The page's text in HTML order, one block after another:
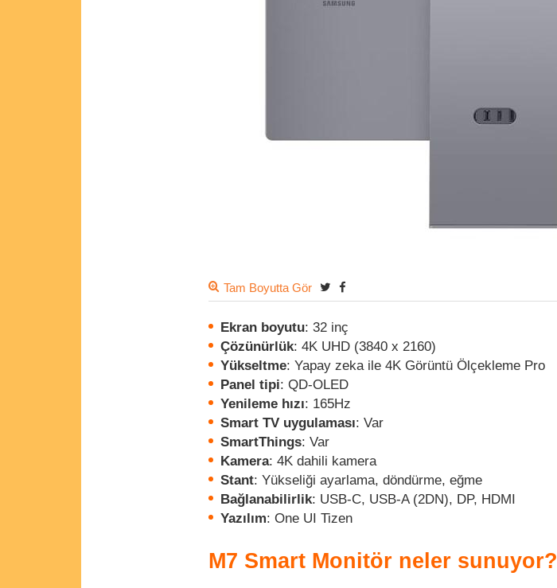
Tam Boyutta Gör
Ekran boyutu: 32 inç
Çözünürlük: 4K UHD (3840 x 2160)
Yükseltme: Yapay zeka ile 4K Görüntü Ölçekleme Pro
Panel tipi: QD-OLED
Yenileme hızı: 165Hz
Smart TV uygulaması: Var
SmartThings: Var
Kamera: 4K dahili kamera
Stant: Yükseliği ayarlama, döndürme, eğme
Bağlanabilirlik: USB-C, USB-A (2DN), DP, HDMI
Yazılım: One UI Tizen
M7 Smart Monitör neler sunuyor?